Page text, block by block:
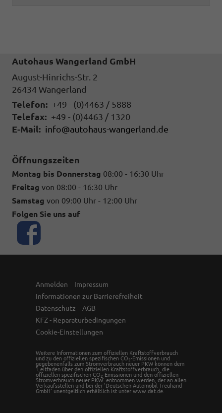
Autohaus Wangerland GmbH
August-Hinrichs-Str. 2
26434 Wangerland
Telefon: +49 - (0)4463 / 5888
Telefax: +49 - (0)4463 / 1320
E-Mail: info@autohaus-wangerland.de
Öffnungszeiten
Montag bis Donnerstag 08:00 - 16:30 Uhr
Freitag von 08:00 - 16:30 Uhr
Samstag von 09:00 Uhr - 12:00 Uhr
Folgen Sie uns auf
Anmelden
Impressum
Informationen zur Barrierefreiheit
Datenschutz
AGB
KFZ - Reparaturbedingungen
Cookie-Einstellungen
Weitere Informationen zum offiziellen Kraftstoffverbrauch
und zu den offiziellen spezifischen CO 2-Emissionen und
gegebenenfalls zum Stromverbrauch neuer PKW können dem
'Leitfaden über den offiziellen Kraftstoffverbrauch, die
offiziellen spezifischen CO 2-Emissionen und den offiziellen
Stromverbrauch neuer PKW' entnommen werden, der an allen
Verkaufsstellen und bei der 'Deutschen Automobil Treuhand
GmbH' unentgeltlich erhältlich ist unter www.dat.de.